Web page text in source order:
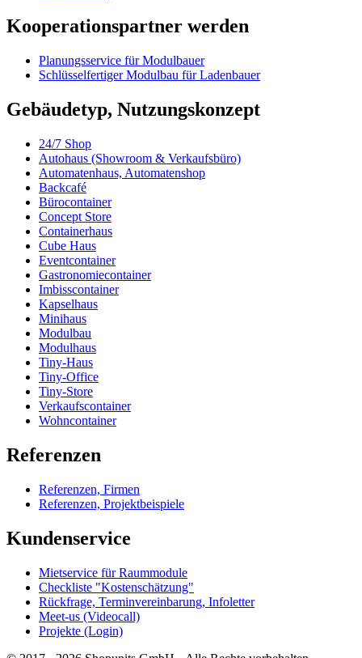
Kooperationspartner werden
Planungsservice für Modulbauer
Schlüsselfertiger Modulbau für Ladenbauer
Gebäudetyp, Nutzungskonzept
24/7 Shop
Autohaus (Showroom & Verkaufsbüro)
Automatenhaus, Automatenshop
Backcafé
Bürocontainer
Concept Store
Containerhaus
Cube Haus
Eventcontainer
Gastronomiecontainer
Imbisscontainer
Kapselhaus
Minihaus
Modulbau
Modulhaus
Tiny-Haus
Tiny-Office
Tiny-Store
Verkaufscontainer
Wohncontainer
Referenzen
Referenzen, Firmen
Referenzen, Projektbeispiele
Kundenservice
Mietservice für Raummodule
Checkliste "Kostenschätzung"
Rückfrage, Terminvereinbarung, Infoletter
Meet-us (Videocall)
Projekte (Login)